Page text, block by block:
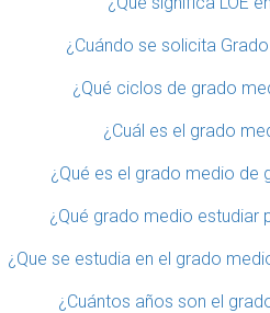
¿Cuándo se solicita
¿Qué ciclos de grado
¿Cuál es el grado
¿Qué es el grado medio de
¿Qué grado medio estudiar
¿Que se estudia en el grado
¿Cuántos años son el